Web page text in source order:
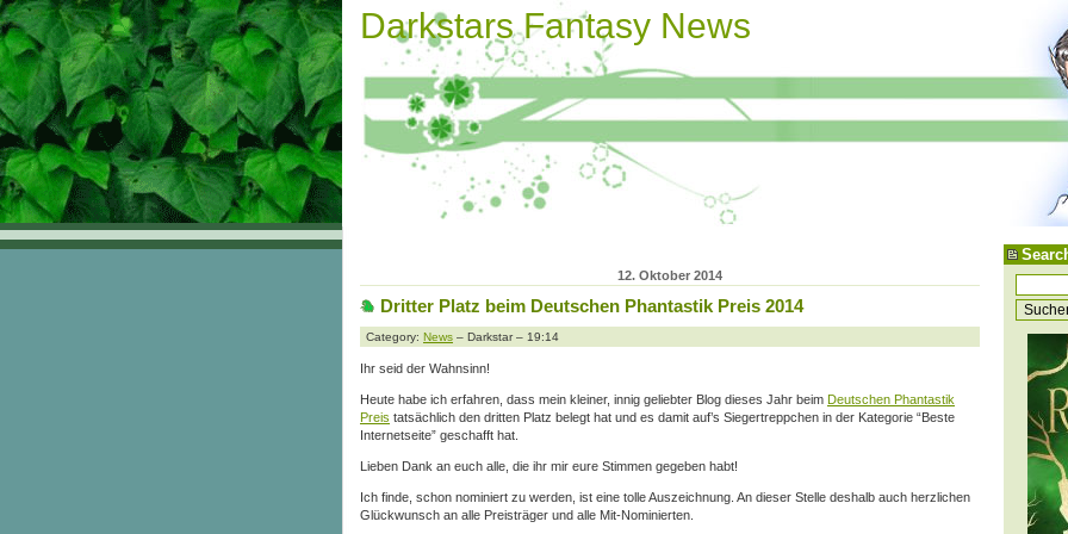
Darkstars Fantasy News
12. Oktober 2014
Dritter Platz beim Deutschen Phantastik Preis 2014
Category: News – Darkstar – 19:14
Ihr seid der Wahnsinn!
Heute habe ich erfahren, dass mein kleiner, innig geliebter Blog dieses Jahr beim Deutschen Phantastik
Preis tatsächlich den dritten Platz belegt hat und es damit auf’s Siegertreppchen in der Kategorie “Beste
Internetseite” geschafft hat.
Lieben Dank an euch alle, die ihr mir eure Stimmen gegeben habt!
Ich finde, schon nominiert zu werden, ist eine tolle Auszeichnung. An dieser Stelle deshalb auch herzlichen
Glückwunsch an alle Preisträger und alle Mit-Nominierten.